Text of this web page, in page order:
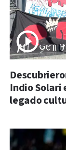
Indio Solari
legado